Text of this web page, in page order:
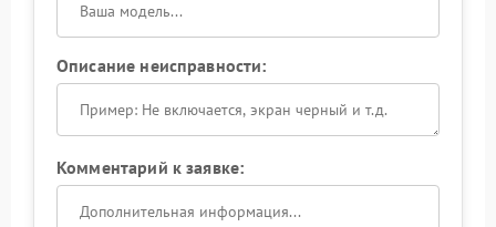
Описание неисправности:
Комментарий к заявке: